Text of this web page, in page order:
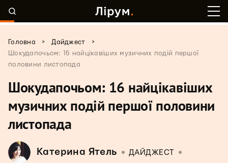
Головна > Дайджест
>
Шокудапочьом: 16 найцікавіших музичних подій першої
половини листопада
Шокудапочьом: 16 найцікавіших
музичних подій першої половини
листопада
Катерина Ятель ДАЙДЖЕСТ